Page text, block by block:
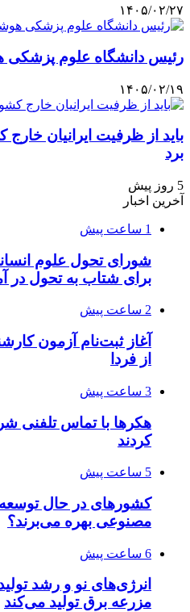
۱۴۰۵/۰۲/۲۷
رئیس دانشگاه علوم
۱۴۰۵/۰۲/۱۹
باید از ظرفیت ایرانیان خارج
برد
5 روز پیش
آخرین اخبار
1 ساعت پیش
شورای تحول علوم
برای شتاب به تحول در
2 ساعت پیش
آغاز ثبت‌نام‌ آزمون
از فردا
3 ساعت پیش
هکرها با تماس تلفنی
کردند
5 ساعت پیش
کشورهای در حال
مصنوعی بهره می‌برند؟
6 ساعت پیش
انرژی‌های نو و رشد
مزرعه‌ برق تولید می‌کند